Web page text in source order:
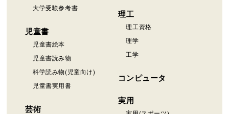
大学受験参考書
児童書
児童書絵本
児童書読み物
科学読み物(児童向け)
児童書実用書
芸術
理工
理工資格
理学
工学
コンピュータ
実用